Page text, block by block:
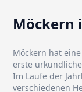
Möckern
Möckern hat
erste
Im Laufe der
verschiedenen